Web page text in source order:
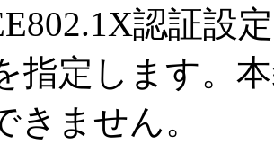
認証設
指定します。
きません。